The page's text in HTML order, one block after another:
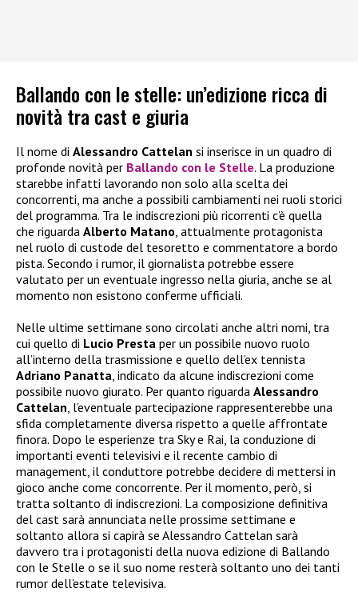
Ballando con le stelle: un’edizione ricca di
novità tra cast e giuria
Il nome di Alessandro Cattelan si inserisce in un quadro di
profonde novità per Ballando con le Stelle. La produzione
starebbe infatti lavorando non solo alla scelta dei
concorrenti, ma anche a possibili cambiamenti nei ruoli storici
del programma. Tra le indiscrezioni più ricorrenti c’è quella
che riguarda Alberto Matano , attualmente protagonista
nel ruolo di custode del tesoretto e commentatore a bordo
pista. Secondo i rumor, il giornalista potrebbe essere
valutato per un eventuale ingresso nella giuria, anche se al
momento non esistono conferme ufficiali.
Nelle ultime settimane sono circolati anche altri nomi, tra
cui quello di Lucio Presta per un possibile nuovo ruolo
all’interno della trasmissione e quello dell’ex tennista
Adriano Panatta , indicato da alcune indiscrezioni come
possibile nuovo giurato. Per quanto riguarda Alessandro
Cattelan , l’eventuale partecipazione rappresenterebbe una
sfida completamente diversa rispetto a quelle affrontate
finora. Dopo le esperienze tra Sky e Rai, la conduzione di
importanti eventi televisivi e il recente cambio di
management, il conduttore potrebbe decidere di mettersi in
gioco anche come concorrente. Per il momento, però, si
tratta soltanto di indiscrezioni. La composizione definitiva
del cast sarà annunciata nelle prossime settimane e
soltanto allora si capirà se Alessandro Cattelan sarà
davvero tra i protagonisti della nuova edizione di Ballando
con le Stelle o se il suo nome resterà soltanto uno dei tanti
rumor dell’estate televisiva.